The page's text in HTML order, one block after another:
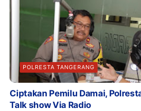
POLRESTA TANGERANG
Ciptakan Pemilu Damai,
Talk show Via Radio